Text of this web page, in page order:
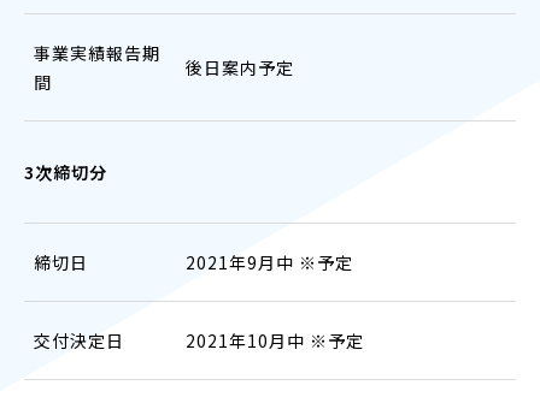
事業実績報告期
間
後日案内予定
3次締切分
締切日 2021年9月中 ※予定
交付決定日 2021年10月中 ※予定